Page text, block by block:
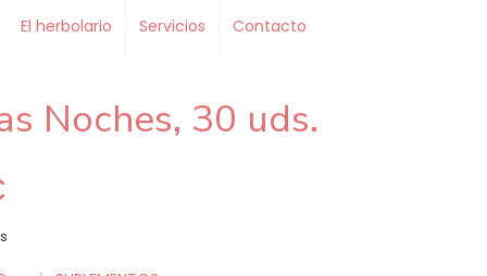
El herbolario Servicios Contacto
Noches, 30 uds.